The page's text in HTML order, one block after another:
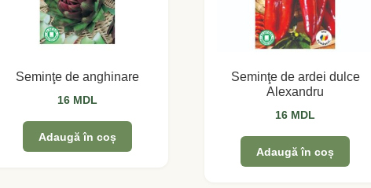
Seminţe de anghinare
16 MDL
Adaugă în coș
Seminţe de ardei dulce
Alexandru
16 MDL
Adaugă în coș